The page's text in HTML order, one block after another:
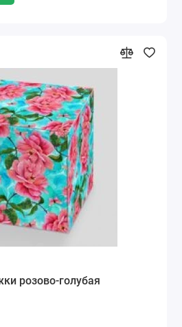
розово-голубая